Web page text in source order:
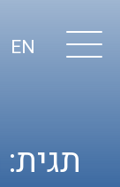
EN
תגית: